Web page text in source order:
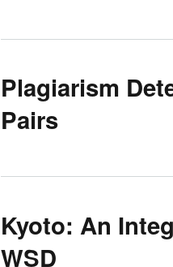
Plagiarism
Pairs
Kyoto: An
WSD